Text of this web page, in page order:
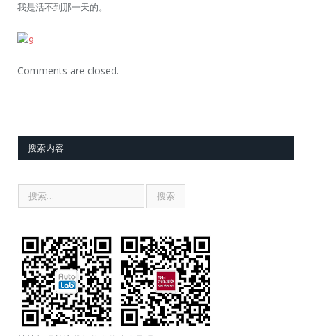
我是活不到那一天的。
Comments are closed.
搜索内容